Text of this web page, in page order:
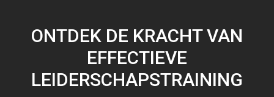
ONTDEK DE KRACHT VAN
EFFECTIEVE
LEIDERSCHAPSTRAINING